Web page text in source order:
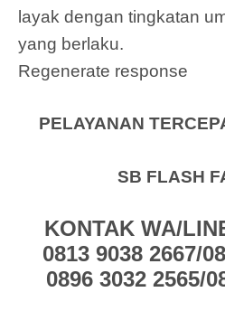
layak dengan tingkatan
yang berlaku.
Regenerate response
PELAYANAN
SB FLASH
KONTAK WA/
0813 9038 2667/
0896 3032 2565/